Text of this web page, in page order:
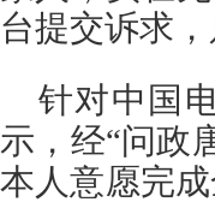
台提交诉求
针对中国
示，经“问政
本人意愿完